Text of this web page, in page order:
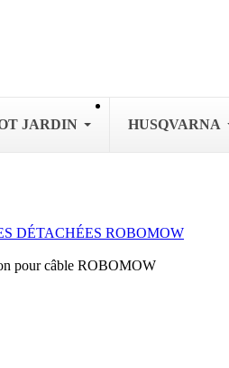
JARDIN HUSQVARNA
DÉTACHÉES ROBOMOW
pour câble ROBOMOW